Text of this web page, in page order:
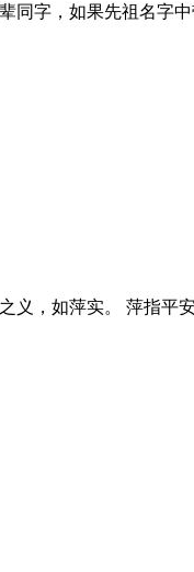
字，如果先祖名字
义，如萍实。 萍指平